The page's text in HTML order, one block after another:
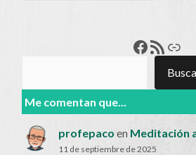
Francisco Pérez
Feed RSS
Me comentan que...
profepaco en Meditación
11 de septiembre de 2025